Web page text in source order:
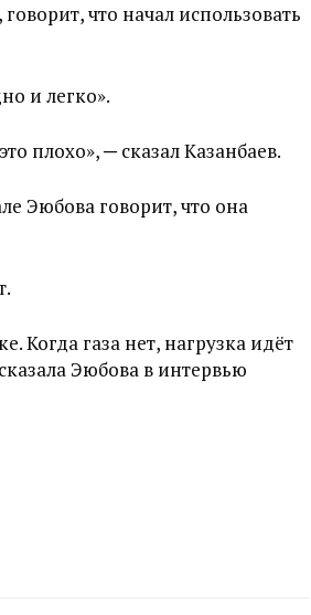
что начал использовать
и легко».
плохо», ─ сказал Казанбаев.
Эюбова говорит, что она
Когда газа нет, нагрузка идёт
Эюбова в интервью